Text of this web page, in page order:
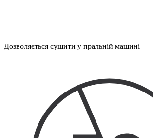
Дозволяється сушити у пральній машині